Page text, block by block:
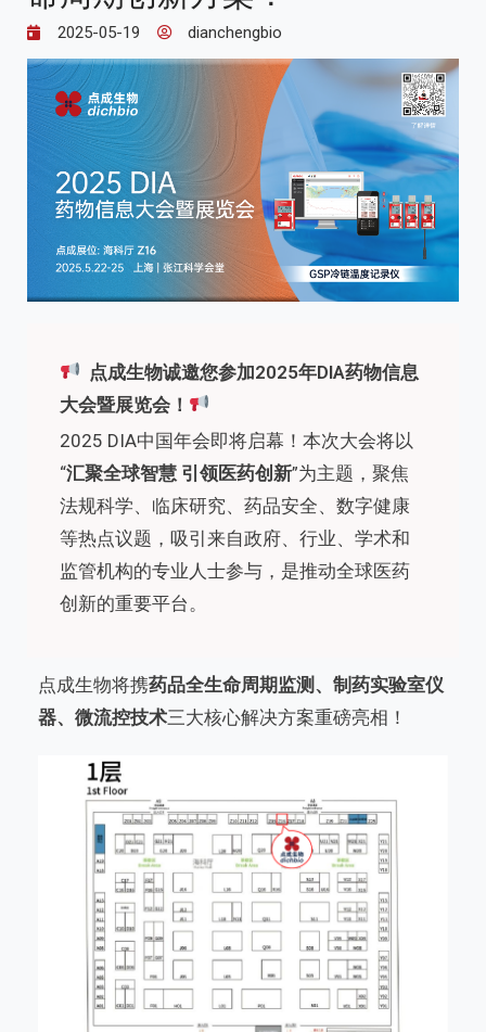
2025-05-19 dianchengbio
点成生物诚邀您参加2025年DIA药物信息
大会暨展览会！
2025 DIA中国年会即将启幕！本次大会将以
“汇聚全球智慧 引领医药创新”为主题，聚焦
法规科学、临床研究、药品安全、 数字健康
等热点议题，吸引来自政府、行业、学术和
监管机构的专业人士参与，是推动全球医药
创新的重要平台。
点成生物将携药品全生命周期监测、制药实验室仪
器、 微流控技术三大核心解决方案重磅亮相！